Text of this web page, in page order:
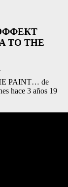
TO THE
PAINT… de
hace 3 años 19